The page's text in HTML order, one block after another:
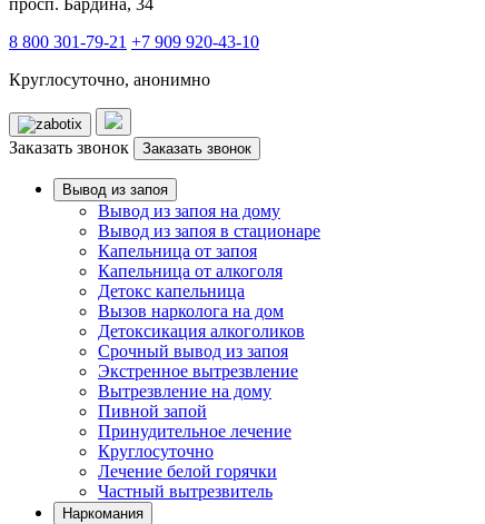
просп. Бардина, 34
8 800 301-79-21 +7 909 920-43-10
Круглосуточно, анонимно
Заказать звонок Заказать звонок
Вывод из запоя
Вывод из запоя на дому
Вывод из запоя в стационаре
Капельница от запоя
Капельница от алкоголя
Детокс капельница
Вызов нарколога на дом
Детоксикация алкоголиков
Срочный вывод из запоя
Экстренное вытрезвление
Вытрезвление на дому
Пивной запой
Принудительное лечение
Круглосуточно
Лечение белой горячки
Частный вытрезвитель
Наркомания